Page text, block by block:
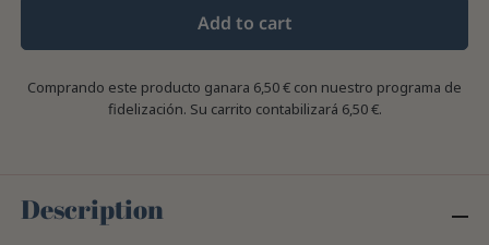
Add to cart
Comprando este producto ganara 6,50 € con nuestro programa de
fidelización. Su carrito contabilizará 6,50 €.
Description